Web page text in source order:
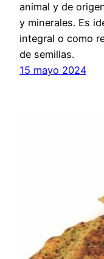
animal y de
y minerales. Es
integral o como
de semillas.
15 mayo 2024